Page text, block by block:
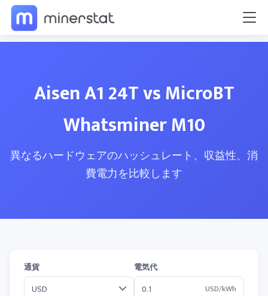
Aisen A1 24T vs MicroBT
Whatsminer M10
異なるハードウェアのハッシュレート、収益性、消
費電力を比較します
通貨
電気代
USD/kWh